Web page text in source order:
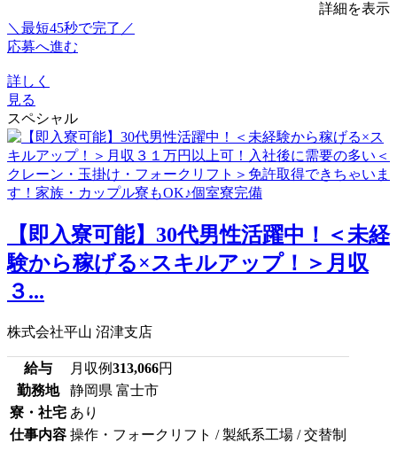
詳細を表示
＼最短45秒で完了／
応募へ進む
詳しく
見る
スペシャル
【即入寮可能】30代男性活躍中！＜未経
験から稼げる×スキルアップ！＞月収
３...
株式会社平山 沼津支店
給与 月収例313,066円
勤務地
静岡県 富士市
寮・社宅 あり
仕事内容 操作・フォークリフト / 製紙系工場 / 交替制